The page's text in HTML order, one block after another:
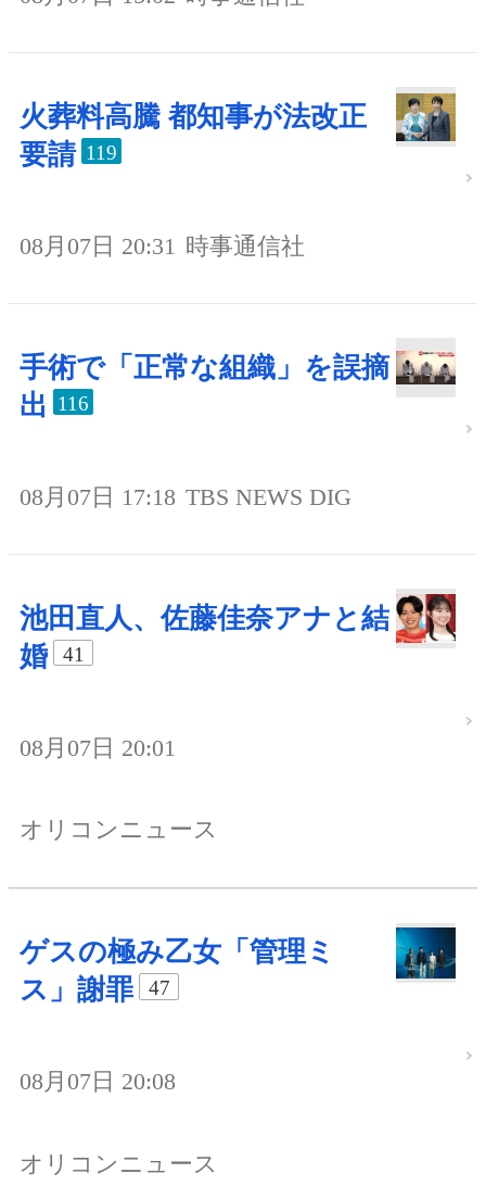
火葬料高騰 都知事が法改正
要請 119
08月07日 20:31 時事通信社
手術で「正常な組織」を誤摘
出
116
08月07日 17:18 TBS NEWS DIG
池田直人、佐藤佳奈アナと結
婚
41
08月07日 20:01
オリコンニュース
ゲスの極み乙女「管理ミ
ス」謝罪
47
08月07日 20:08
オリコンニュース